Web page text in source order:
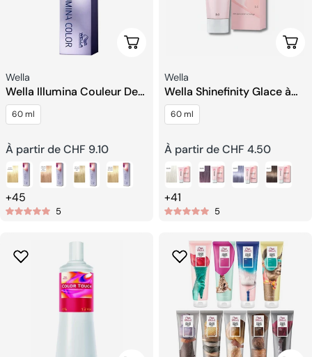
Choisissez Les Options
Fournisseur:
Wella
Wella Illumina Couleur De
Cheveux Permanente
60 ml
Prix
habituel
À partir de CHF 9.10
+45
5
Fournisseur:
Wella
Wella Shinefinity Glace à
Levée Zéro
60 ml
Prix
habituel
À partir de CHF 4.50
+41
5